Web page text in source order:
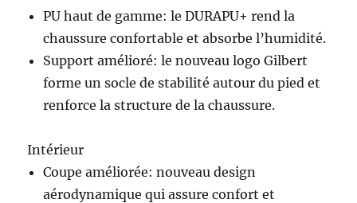
PU haut de gamme: le DURAPU+ rend la
chaussure confortable et absorbe l’humidité.
Support amélioré: le nouveau logo Gilbert
forme un socle de stabilité autour du pied et
renforce la structure de la chaussure.
Intérieur
Coupe améliorée: nouveau design
aérodynamique qui assure confort et